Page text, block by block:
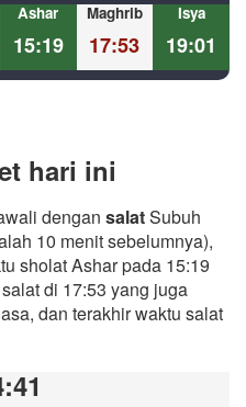
Ashar
15:19
Maghrib
17:53
Isya
19:01
hari ini
dengan salatSubuh
10 menit sebelumnya),
sholat Ashar pada 15:19
salat di 17:53 yang juga
dan terakhir waktu salat